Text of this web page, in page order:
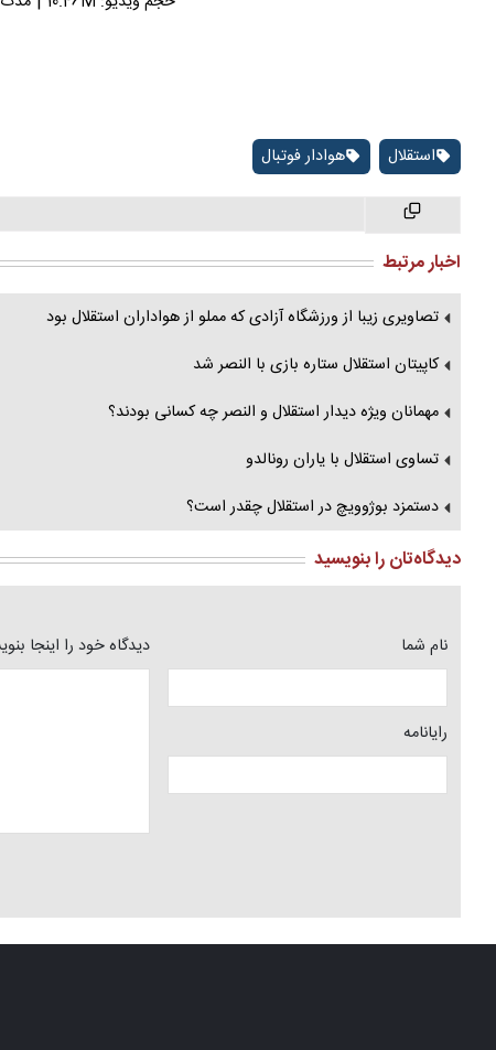
استقلال هوادار فوتبال
اخبار مرتبط
تصاویری زیبا از ورزشگاه آزادی که مملو از هواداران استقلال بود
کاپیتان استقلال ستاره بازی با النصر شد
مهمانان ویژه دیدار استقلال و النصر چه کسانی بودند؟
تساوی استقلال با یاران رونالدو
دستمزد بوژوویچ در استقلال چقدر است؟
دیدگاه‌تان را بنویسید
نام شما
رایانامه
دیدگاه خود را اینجا